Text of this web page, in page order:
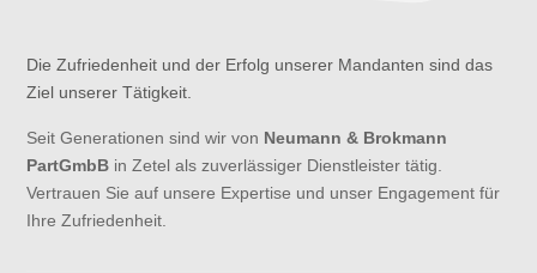
Die Zufriedenheit und der Erfolg unserer Mandanten sind das
Ziel unserer Tätigkeit.
Seit Generationen sind wir von Neumann & Brokmann
PartGmbB in Zetel als zuverlässiger Dienstleister tätig.
Vertrauen Sie auf unsere Expertise und unser Engagement für
Ihre Zufriedenheit.